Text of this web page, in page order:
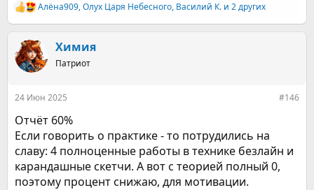
Р
е
ц
и
Алёна909,Олух Царя Небесного, Василий К. и 2 других
Химия
Патриот
24 Июн 2025 #146
Отчёт 60%
Если говорить о практике - то потрудились на
славу: 4 полноценные работы в технике безлайн и
карандашные скетчи. А вот с теорией полный 0,
поэтому процент снижаю, для мотивации.